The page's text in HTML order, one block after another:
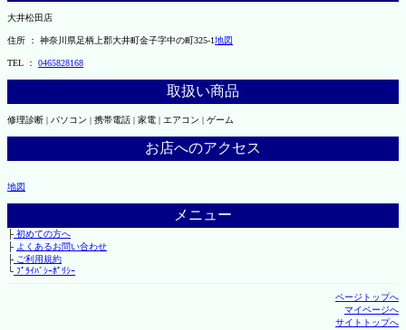
大井松田店
住所 ： 神奈川県足柄上郡大井町金子字中の町325-1地図
TEL ： 0465828168
取扱い商品
修理診断 | パソコン | 携帯電話 | 家電 | エアコン | ゲーム
お店へのアクセス
地図
メニュー
├初めての方へ
├ よくあるお問い合わせ
├ご利用規約
└ﾌﾟﾗｲﾊﾞｼｰﾎﾟﾘｼｰ
ページトップへ
マイページへ
サイトトップへ